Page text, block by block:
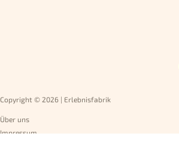
Copyright © 2026 | Erlebnisfabrik
Über uns
Impressum